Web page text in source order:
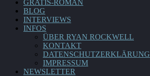
GRATIS-ROMAN
BLOG
INTERVIEWS
INFOS
ÜBER RYAN ROCKWELL
KONTAKT
DATENSCHUTZERKLÄRUNG
IMPRESSUM
NEWSLETTER